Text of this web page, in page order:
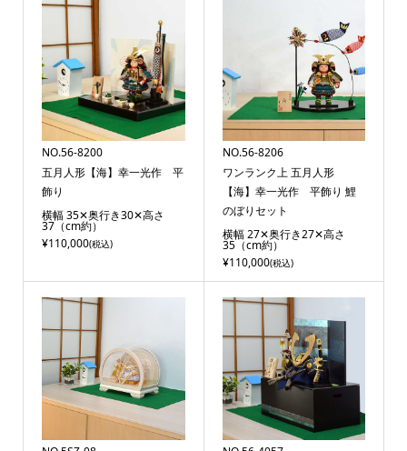
NO.56-8200
五月人形【海】幸一光作 平
飾り
横幅 35✕奥行き30✕高さ
37（cm約）
¥110,000(税込)
NO.56-8206
ワンランク上 五月人形
【海】幸一光作 平飾り 鯉
のぼりセット
横幅 27✕奥行き27✕高さ
35（cm約）
¥110,000(税込)